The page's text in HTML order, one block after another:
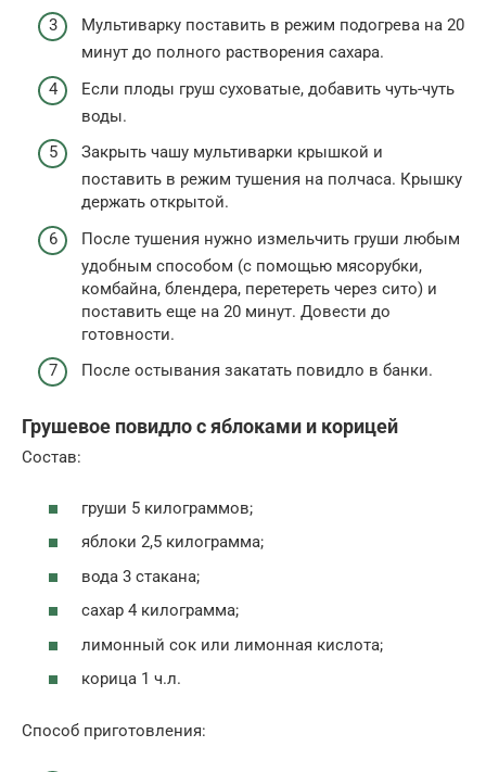
Мультиварку поставить в режим подогрева на 20
минут до полного растворения сахара.
Если плоды груш суховатые, добавить чуть-чуть
воды.
Закрыть чашу мультиварки крышкой и
поставить в режим тушения на полчаса. Крышку
держать открытой.
После тушения нужно измельчить груши любым
удобным способом (с помощью мясорубки,
комбайна, блендера, перетереть через сито) и
поставить еще на 20 минут. Довести до
готовности.
После остывания закатать повидло в банки.
Грушевое повидло с яблоками и корицей
Состав:
груши 5 килограммов;
яблоки 2,5 килограмма;
вода 3 стакана;
сахар 4 килограмма;
лимонный сок или лимонная кислота;
корица 1 ч.л.
Способ приготовления: